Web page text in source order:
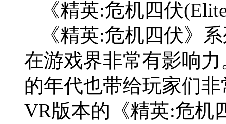
《精英:危机四伏
《精英:危机四伏》
在游戏界非常有影响
的年代也带给玩家们
VR版本的《精英:危机